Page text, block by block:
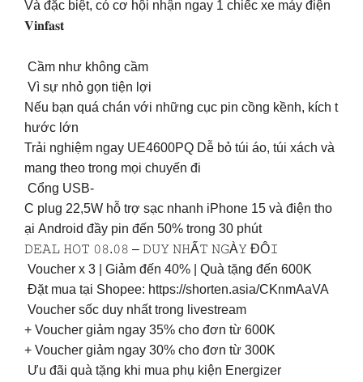
Và đặc biệt, có cơ hội nhận ngay 1 chiếc xe máy điện
𝐕𝐢𝐧𝐟𝐚𝐬𝐭
Cầm như không cầm
Vì sự nhỏ gọn tiện lợi
Nếu bạn quá chán với những cục pin cồng kềnh, kích t
hước lớn
Trải nghiệm ngay UE4600PQ Dễ bỏ túi áo, túi xách và
mang theo trong mọi chuyến đi
Cổng USB-
C plug 22,5W hỗ trợ sạc nhanh iPhone 15 và điện tho
ại Android đầy pin đến 50% trong 30 phút
𝙳𝙴𝙰𝙻 𝙷𝙾𝚃 𝟶𝟾.𝟶𝟾 – 𝙳𝚄𝚈 𝙽𝙷Ấ𝚃 𝙽𝙶À𝚈 ĐÔ𝙸
Voucher x 3 | Giảm đến 40% | Quà tặng đến 600K
Đặt mua tại Shopee: https://shorten.asia/CKnmAaVA
Voucher sốc duy nhất trong livestream
+ Voucher giảm ngay 35% cho đơn từ 600K
+ Voucher giảm ngay 30% cho đơn từ 300K
Ưu đãi quà tặng khi mua phụ kiện Energizer